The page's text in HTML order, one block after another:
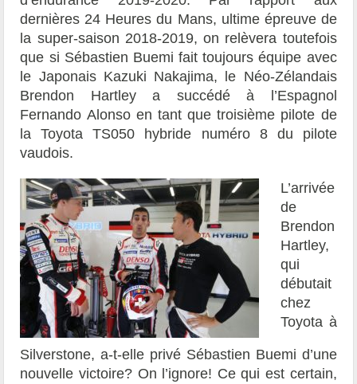
dernières 24 Heures du Mans, ultime épreuve de
la super-saison 2018-2019, on relèvera toutefois
que si Sébastien Buemi fait toujours équipe avec
le Japonais Kazuki Nakajima, le Néo-Zélandais
Brendon Hartley a succédé à l’Espagnol
Fernando Alonso en tant que troisième pilote de
la Toyota TS050 hybride numéro 8 du pilote
vaudois.
L’arrivée
de
Brendon
Hartley,
qui
débutait
chez
Toyota à
Silverstone, a-t-elle privé Sébastien Buemi d’une
nouvelle victoire? On l’ignore! Ce qui est certain,